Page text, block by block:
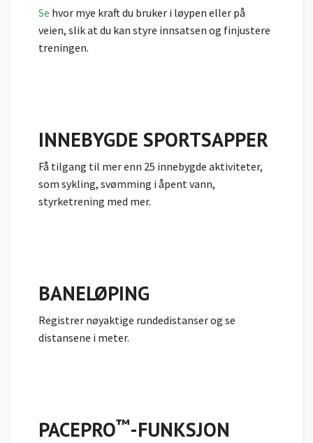
Se hvor mye kraft du bruker i løypen eller på
veien, slik at du kan styre innsatsen og finjustere
treningen.
INNEBYGDE SPORTSAPPER
Få tilgang til mer enn 25 innebygde aktiviteter,
som sykling, svømming i åpent vann,
styrketrening med mer.
BANELØPING
Registrer nøyaktige rundedistanser og se
distansene i meter.
PACEPRO™-FUNKSJON